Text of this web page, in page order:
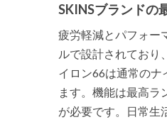
SKINSブランドの
疲労軽減とパフォー
ルで設計されており
イロン66は通常のナ
ます。機能は最高ラ
が必要です。日常生